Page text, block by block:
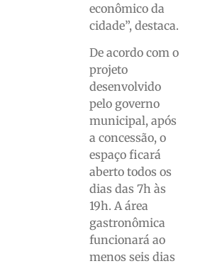
econômico da
cidade”, destaca.
De acordo com o
projeto
desenvolvido
pelo governo
municipal, após
a concessão, o
espaço ficará
aberto todos os
dias das 7h às
19h. A área
gastronômica
funcionará ao
menos seis dias